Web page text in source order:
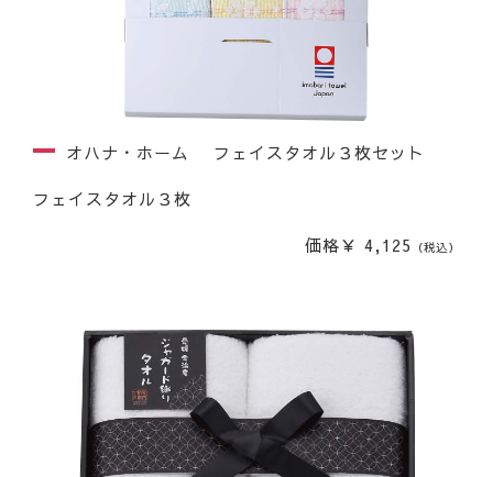
オハナ・ホーム フェイスタオル３枚セット
フェイスタオル３枚
価格￥ 4,125 （税込）